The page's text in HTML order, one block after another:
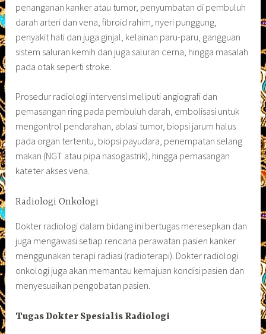
penanganan kanker atau tumor, penyumbatan di pembuluh
darah arteri dan vena, fibroid rahim, nyeri punggung,
penyakit hati dan juga ginjal, kelainan paru-paru, gangguan
sistem saluran kemih dan juga saluran cerna, hingga masalah
pada otak seperti stroke.
Prosedur radiologi intervensi meliputi angiografi dan
pemasangan ring pada pembuluh darah, embolisasi untuk
mengontrol pendarahan, ablasi tumor, biopsi jarum halus
pada organ tertentu, biopsi payudara, penempatan selang
makan (NGT atau pipa nasogastrik), hingga pemasangan
kateter akses vena.
Radiologi Onkologi
Dokter radiologi dalam bidang ini bertugas meresepkan dan
juga mengawasi setiap rencana perawatan pasien kanker
menggunakan terapi radiasi (radioterapi). Dokter radiologi
onkologi juga akan memantau kemajuan kondisi pasien dan
menyesuaikan pengobatan pasien.
Tugas Dokter Spesialis Radiologi